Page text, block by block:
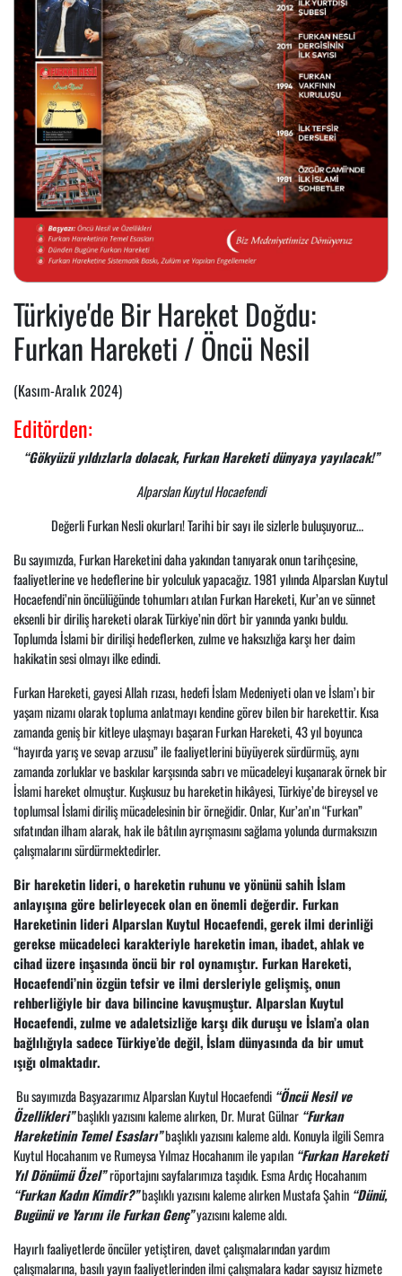
Türkiye'de Bir Hareket Doğdu:
Furkan Hareketi / Öncü Nesil
(Kasım-Aralık 2024)
Editörden:
“Gökyüzü yıldızlarla dolacak, Furkan Hareketi dünyaya yayılacak!”
Alparslan Kuytul Hocaefendi
Değerli Furkan Nesli okurları! Tarihi bir sayı ile sizlerle buluşuyoruz…
Bu sayımızda, Furkan Hareketini daha yakından tanıyarak onun tarihçesine,
faaliyetlerine ve hedeflerine bir yolculuk yapacağız. 1981 yılında Alparslan Kuytul
Hocaefendi’nin öncülüğünde tohumları atılan Furkan Hareketi, Kur’an ve sünnet
eksenli bir diriliş hareketi olarak Türkiye’nin dört bir yanında yankı buldu.
Toplumda İslami bir dirilişi hedeflerken, zulme ve haksızlığa karşı her daim
hakikatin sesi olmayı ilke edindi.
Furkan Hareketi, gayesi Allah rızası, hedefi İslam Medeniyeti olan ve İslam’ı bir
yaşam nizamı olarak topluma anlatmayı kendine görev bilen bir harekettir. Kısa
zamanda geniş bir kitleye ulaşmayı başaran Furkan Hareketi, 43 yıl boyunca
“hayırda yarış ve sevap arzusu” ile faaliyetlerini büyüyerek sürdürmüş, aynı
zamanda zorluklar ve baskılar karşısında sabrı ve mücadeleyi kuşanarak örnek bir
İslami hareket olmuştur. Kuşkusuz bu hareketin hikâyesi, Türkiye’de bireysel ve
toplumsal İslami diriliş mücadelesinin bir örneğidir. Onlar, Kur’an’ın “Furkan”
sıfatından ilham alarak, hak ile bâtılın ayrışmasını sağlama yolunda durmaksızın
çalışmalarını sürdürmektedirler.
Bir hareketin lideri, o hareketin ruhunu ve yönünü sahih İslam
anlayışına göre belirleyecek olan en önemli değerdir. Furkan
Hareketinin lideri Alparslan Kuytul Hocaefendi, gerek ilmi derinliği
gerekse mücadeleci karakteriyle hareketin iman, ibadet, ahlak ve
cihad üzere inşasında öncü bir rol oynamıştır. Furkan Hareketi,
Hocaefendi’nin özgün tefsir ve ilmi dersleriyle gelişmiş, onun
rehberliğiyle bir dava bilincine kavuşmuştur. Alparslan Kuytul
Hocaefendi, zulme ve adaletsizliğe karşı dik duruşu ve İslam’a olan
bağlılığıyla sadece Türkiye’de değil, İslam dünyasında da bir umut
ışığı olmaktadır.
Bu sayımızda Başyazarımız Alparslan Kuytul Hocaefendi “Öncü Nesil ve
Özellikleri”başlıklı yazısını kaleme alırken, Dr. Murat Gülnar “Furkan
Hareketinin Temel Esasları”başlıklı yazısını kaleme aldı. Konuyla ilgili Semra
Kuytul Hocahanım ve Rumeysa Yılmaz Hocahanım ile yapılan “Furkan Hareketi
Yıl Dönümü Özel”röportajını sayfalarımıza taşıdık. Esma Ardıç Hocahanım
“Furkan Kadın Kimdir?”başlıklı yazısını kaleme alırken Mustafa Şahin “Dünü,
Bugünü ve Yarını ile Furkan Genç”yazısını kaleme aldı.
Hayırlı faaliyetlerde öncüler yetiştiren, davet çalışmalarından yardım
çalışmalarına, basılı yayın faaliyetlerinden ilmi çalışmalara kadar sayısız hizmete